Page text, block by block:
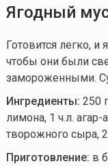
Ягодный
Готовится легко,
чтобы они были
замороженными.
Ингредиенты: 250
лимона, 1 ч.л. агар-
творожного сыра,
Приготовление: в